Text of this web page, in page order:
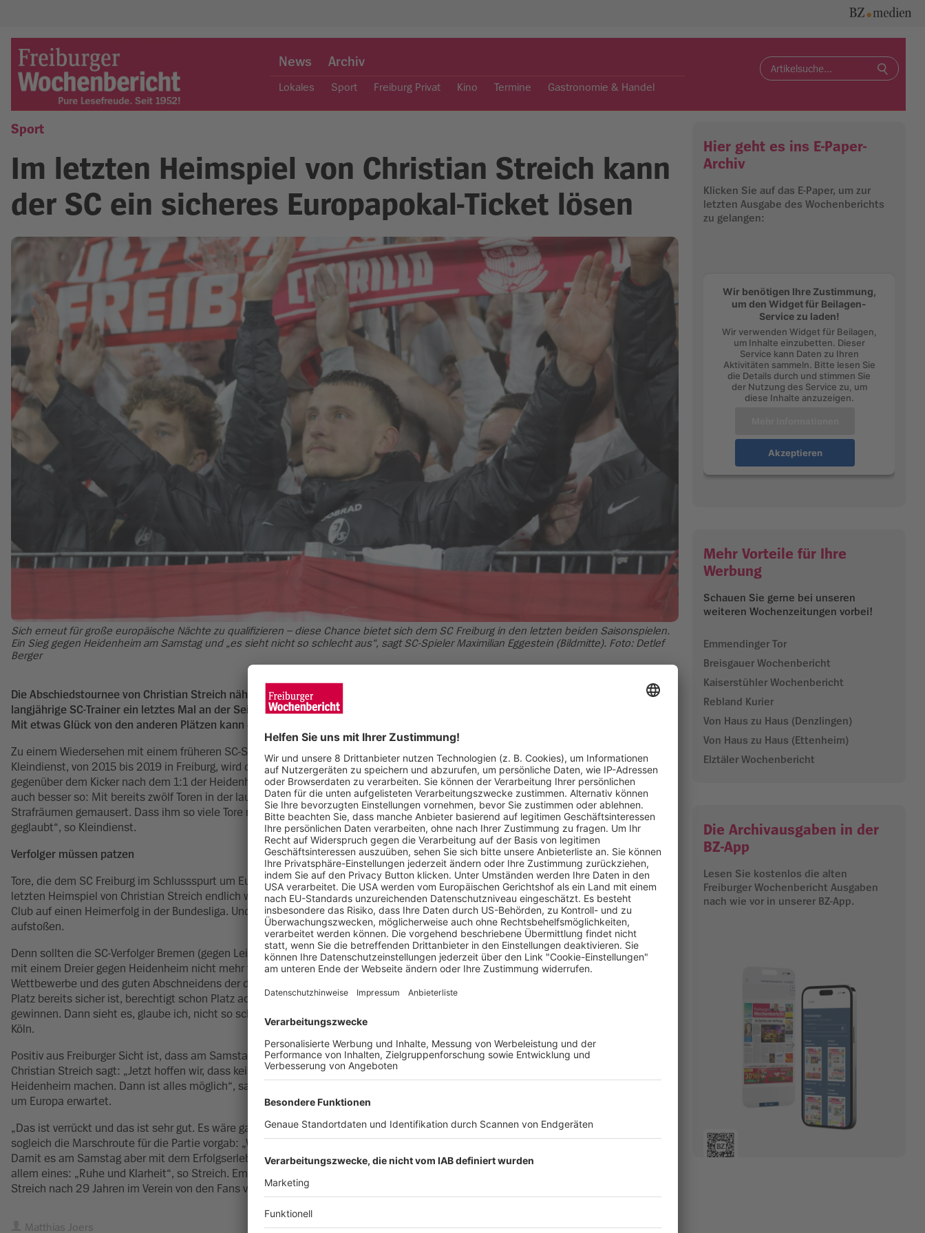
content
Freiburger Wochenbericht
News Archiv
Lokales Sport Freiburg Privat Kino Termine Gastronomie & Handel
Search
for:
Sport
Im letzten Heimspiel von Christian Streich kann
der SC ein sicheres Europapokal-Ticket lösen
Sich erneut für große europäische Nächte zu qualifizieren – diese Chance bietet sich dem SC Freiburg in den letzten beiden Saisonspielen.
Ein Sieg gegen Heidenheim am Samstag und „es sieht nicht so schlecht aus“, sagt SC-Spieler Maximilian Eggestein (Bildmitte). Foto: Detlef
Berger
Die Abschiedstournee von Christian Streich nähert sich ihrem großen Höhepunkt. Am Samstag (15.30 Uhr / Sky) steht der
langjährige SC-Trainer ein letztes Mal an der Seitenlinie im heimischen Europa-Park Stadion. Sportlich geht es da noch um sehr viel.
Mit etwas Glück von den anderen Plätzen kann der SC bei einem eigenen Sieg bereits am Samstag fest für Europa planen.
Zu einem Wiedersehen mit einem früheren SC-Spieler wird es Samstag auf dem Rasen des Europa-Park Stadions nicht kommen. Tim
Kleindienst, von 2015 bis 2019 in Freiburg, wird das Spiel aufgrund seiner fünften Gelben Karte verpassen. „Das war unnötig“, sagte er
gegenüber dem Kicker nach dem 1:1 der Heidenheimer gegen die abstiegsbedrohten Mainzer. Aber vielleicht ist das aus Freiburger Sicht
auch besser so: Mit bereits zwölf Toren in der laufenden Saison hat sich der 28-Jährige zu einem kleinen Schrecken in den gegnerischen
Strafräumen gemausert. Dass ihm so viele Tore mit seinem Aufstiegsteam gelingen würden, „das hatte ich vor der Saison nicht
geglaubt“, so Kleindienst.
Verfolger müssen patzen
Tore, die dem SC Freiburg im Schlussspurt um Europa gut zu Gesicht stünden. Nach der Nullnummer in Köln wollen die Breisgauer im
letzten Heimspiel von Christian Streich endlich wieder einen Sieg vor heimischen Publikum feiern. Seit sieben Spielen wartet der Sport-
Club auf einen Heimerfolg in der Bundesliga. Und ein Dreier gegen den Aufsteiger könnte die Tür nach Europa für Freiburg weit
aufstoßen.
Denn sollten die SC-Verfolger Bremen (gegen Leipzig) und Augsburg (gegen Stuttgart) ihre Spiele jeweils nicht gewinnen, könnte der SC
mit einem Dreier gegen Heidenheim nicht mehr tiefer als Platz acht rutschen. Da der Bundesliga aufgrund der Reform der Uefa-
Wettbewerbe und des guten Abschneidens der deutschen Vereine in den europäischen Wettbewerben ein fünfter Champions-League-
Platz bereits sicher ist, berechtigt schon Platz acht für die Teilnahme an der Uefa Conference League. Gegen Heidenheim „sollten wir
gewinnen. Dann sieht es, glaube ich, nicht so schlecht aus“, sagt auch Freiburgs Mittelfeldspieler Maximilian Eggestein nach dem 0:0 in
Köln.
Positiv aus Freiburger Sicht ist, dass am Samstag Nicolas Höfler auf den Platz zurückkehren kann, der seine Gelbsperre abgesessen hat.
Christian Streich sagt: „Jetzt hoffen wir, dass keine Verletzten dazu kommen und dann wollen wir ein richtig gutes Spiel gegen
Heidenheim machen. Dann ist alles möglich“, sagte der 58-Jährige, der sich darüber freut, dass den SC am Samstag eine Art Endspiel
um Europa erwartet.
„Das ist verrückt und das ist sehr gut. Es wäre ganz, ganz schrecklich, wenn es ein Endspiel um den Klassenerhalt wäre“, so Streich, der
sogleich die Marschroute für die Partie vorgab: „Wir wollen ein tolles Spiel machen. Die Fans haben das verdient“, sagt der SC-Coach.
Damit es am Samstag aber mit dem Erfolgserlebnis in seinem letzten Heimspiel auch wirklich klappt, brauche seine Mannschaft vor
allem eines: „Ruhe und Klarheit“, so Streich. Emotional und aufwühlend wird es dann vermutlich nach Abpfiff, wenn sich Christian
Streich nach 29 Jahren im Verein von den Fans verabschiedet.
Matthias Joers 07.05.2024
Hier geht es ins E-Paper-
Archiv
Klicken Sie auf das E-Paper, um zur
letzten Ausgabe des Wochenberichts
zu gelangen:
Wir benötigen Ihre Zustimmung,
um den Widget für Beilagen-
Service zu laden!
Wir verwenden Widget für Beilagen,
um Inhalte einzubetten. Dieser
Service kann Daten zu Ihren
Aktivitäten sammeln. Bitte lesen Sie
die Details durch und stimmen Sie
der Nutzung des Service zu, um
diese Inhalte anzuzeigen.
Akzeptieren
Mehr Vorteile für Ihre
Werbung
Schauen Sie gerne bei unseren
weiteren Wochenzeitungen vorbei!
Emmendinger Tor
Breisgauer Wochenbericht
Kaiserstühler Wochenbericht
Rebland Kurier
Von Haus zu Haus (Denzlingen)
Von Haus zu Haus (Ettenheim)
Elztäler Wochenbericht
Die Archivausgaben in der
BZ-App
Lesen Sie kostenlos die alten
Freiburger Wochenbericht Ausgaben
nach wie vor in unserer BZ-App.